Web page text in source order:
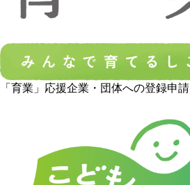
「育業」応援企業・団体への登録申請